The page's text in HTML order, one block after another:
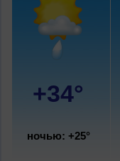
+34°
ночью: +25°